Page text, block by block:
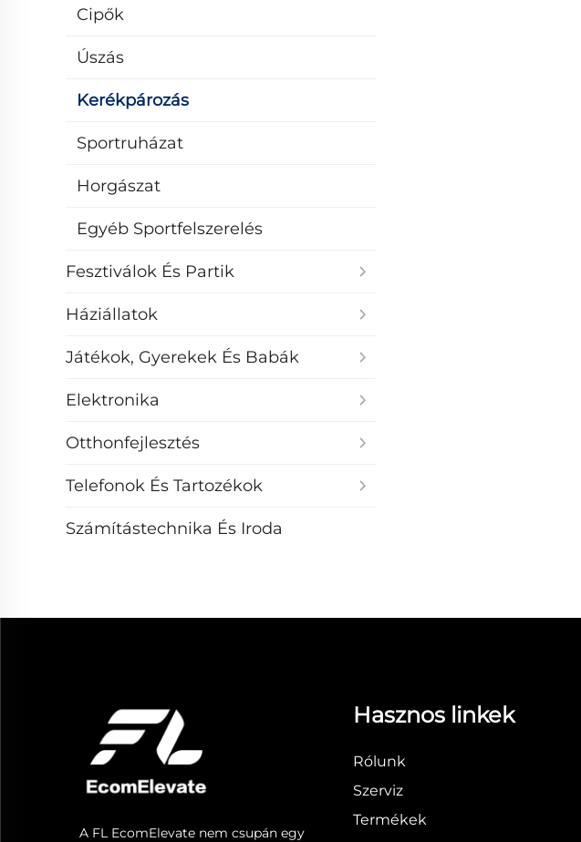
Cipők
Úszás
Kerékpározás
Sportruházat
Horgászat
Egyéb Sportfelszerelés
Fesztiválok És Partik
Háziállatok
Játékok, Gyerekek És Babák
Elektronika
Otthonfejlesztés
Telefonok És Tartozékok
Számítástechnika És Iroda
A FL EcomElevate nem csupán egy
Hasznos linkek
Rólunk
Szerviz
Termékek